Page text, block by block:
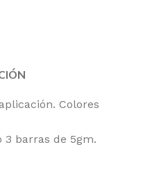
Colores
3 barras de 5gm.